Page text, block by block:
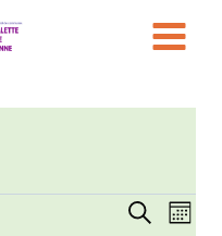
Recherche
Mois